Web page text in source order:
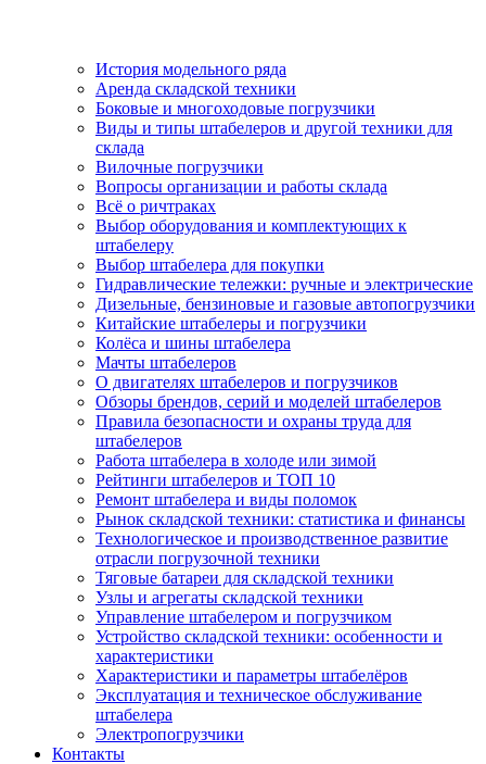
История модельного ряда
Аренда складской техники
Боковые и многоходовые погрузчики
Виды и типы штабелеров и другой техники для
склада
Вилочные погрузчики
Вопросы организации и работы склада
Всё о ричтраках
Выбор оборудования и комплектующих к
штабелеру
Выбор штабелера для покупки
Гидравлические тележки: ручные и электрические
Дизельные, бензиновые и газовые автопогрузчики
Китайские штабелеры и погрузчики
Колёса и шины штабелера
Мачты штабелеров
О двигателях штабелеров и погрузчиков
Обзоры брендов, серий и моделей штабелеров
Правила безопасности и охраны труда для
штабелеров
Работа штабелера в холоде или зимой
Рейтинги штабелеров и ТОП 10
Ремонт штабелера и виды поломок
Рынок складской техники: статистика и финансы
Технологическое и производственное развитие
отрасли погрузочной техники
Тяговые батареи для складской техники
Узлы и агрегаты складской техники
Управление штабелером и погрузчиком
Устройство складской техники: особенности и
характеристики
Характеристики и параметры штабелёров
Эксплуатация и техническое обслуживание
штабелера
Электропогрузчики
Контакты